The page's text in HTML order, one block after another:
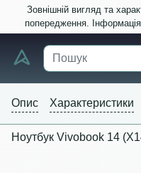
Зовнішній вигляд та
попередження.
Опис Характеристики
Ноутбук Vivobook 14